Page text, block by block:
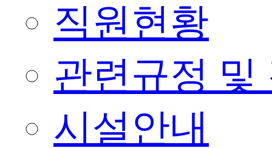
직원현황
관련규정 및
시설안내